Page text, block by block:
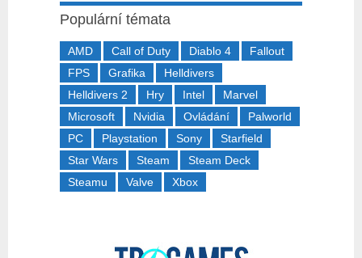
Populární témata
AMD Call of Duty Diablo 4
Fallout
FPS
Grafika
Helldivers
Helldivers 2
Hry Intel
Marvel
Microsoft
Nvidia Ovládání
Palworld
PC
Playstation Sony
Starfield
Star Wars
Steam
Steam Deck
Steamu
Valve Xbox